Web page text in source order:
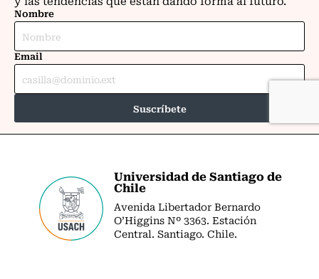
Universidad de Santiago de
Chile
Avenida Libertador Bernardo
O’Higgins Nº 3363. Estación
Central. Santiago. Chile.